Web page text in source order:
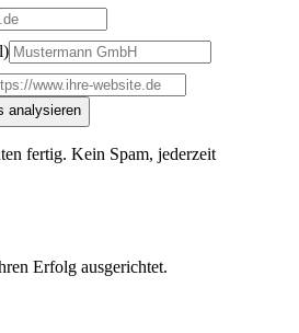
analysieren
fertig. Kein Spam, jederzeit
Erfolg ausgerichtet.